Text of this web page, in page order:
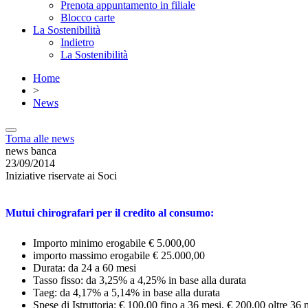
Prenota appuntamento in filiale
Blocco carte
La Sostenibilità
Indietro
La Sostenibilità
Home
>
News
Torna alle news
news banca
23/09/2014
Iniziative riservate ai Soci
Mutui chirografari per il credito al consumo:
Importo minimo erogabile € 5.000,00
importo massimo erogabile € 25.000,00
Durata: da 24 a 60 mesi
Tasso fisso: da 3,25% a 4,25% in base alla durata
Taeg: da 4,17% a 5,14% in base alla durata
Spese di Istruttoria: € 100,00 fino a 36 mesi, € 200,00 oltre 36